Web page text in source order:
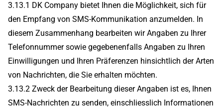
3.13.1 DK Company bietet Ihnen die Möglichkeit, sich für
den Empfang von SMS-Kommunikation anzumelden. In
diesem Zusammenhang bearbeiten wir Angaben zu Ihrer
Telefonnummer sowie gegebenenfalls Angaben zu Ihren
Einwilligungen und Ihren Präferenzen hinsichtlich der Arten
von Nachrichten, die Sie erhalten möchten.
3.13.2 Zweck der Bearbeitung dieser Angaben ist es, Ihnen
SMS-Nachrichten zu senden, einschliesslich Informationen